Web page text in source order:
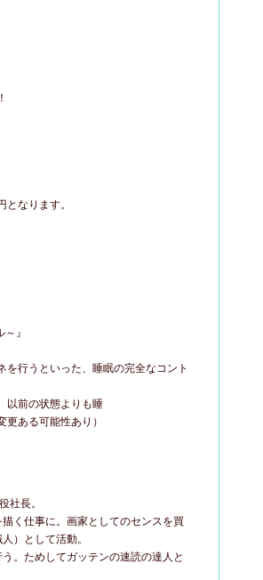
なります。
』
行うといった、睡眠の完全なコント
以前の状態よりも睡
ある可能性あり）
社長。
く仕事に。画家としてのセンスを買
）として活動。
。ためしてガッテンの速読の達人と